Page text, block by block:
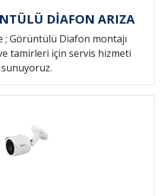
DİAFON ARIZA
; Görüntülü Diafon montajı
tamirleri için servis hizmeti
sunuyoruz.